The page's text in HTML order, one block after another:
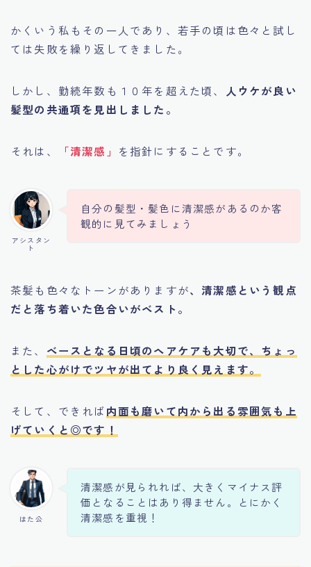
かくいう私もその一人であり、若手の頃は色々と試し
ては失敗を繰り返してきました。
しかし、勤続年数も１０年を超えた頃、
人ウケが良い
髪型の共通項を見出しました。
それは、 「清潔感」 を指針にすることです。
アシスタン
ト
自分の髪型・髪色に清潔感があるのか客
観的に見てみましょう
茶髪も色々なトーンがありますが、清潔感という観点
だと落ち着いた色合いがベスト。
また、 ベースとなる日頃のヘアケアも大切で、ちょっ
とした心がけでツヤが出てより良く見えます。
そして、できれば内面も磨いて内から出る雰囲気も上
げていくと◎です！
はた公
清潔感が見られれば、大きくマイナス評
価となることはあり得ません。とにかく
清潔感を重視！